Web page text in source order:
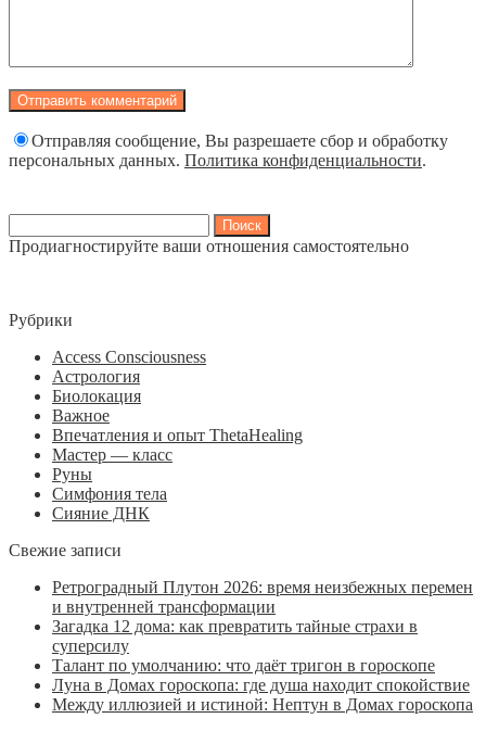
Отправляя сообщение, Вы разрешаете сбор и обработку
персональных данных. Политика конфиденциальности.
Продиагностируйте ваши отношения самостоятельно
Рубрики
Access Consciousness
Астрология
Биолокация
Важное
Впечатления и опыт ThetaHealing
Мастер — класс
Руны
Симфония тела
Сияние ДНК
Свежие записи
Ретроградный Плутон 2026: время неизбежных перемен
и внутренней трансформации
Загадка 12 дома: как превратить тайные страхи в
суперсилу
Талант по умолчанию: что даёт тригон в гороскопе
Луна в Домах гороскопа: где душа находит спокойствие
Между иллюзией и истиной: Нептун в Домах гороскопа